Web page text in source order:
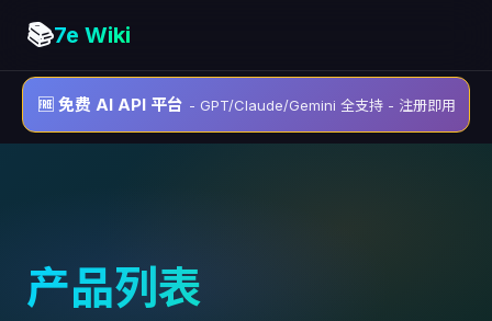
📚7e Wiki
🆓 免费 AI API 平台 - GPT/Claude/Gemini 全支持 - 注册即用
产品列表